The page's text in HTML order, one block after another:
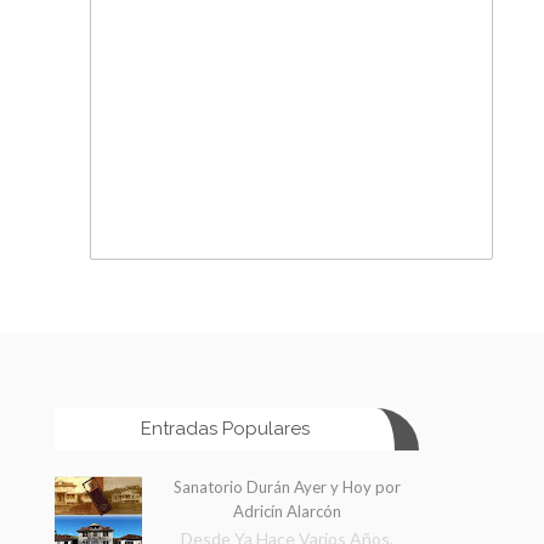
Entradas Populares
Sanatorio Durán Ayer y Hoy por
Adricín Alarcón
Desde Ya Hace Varios Años,